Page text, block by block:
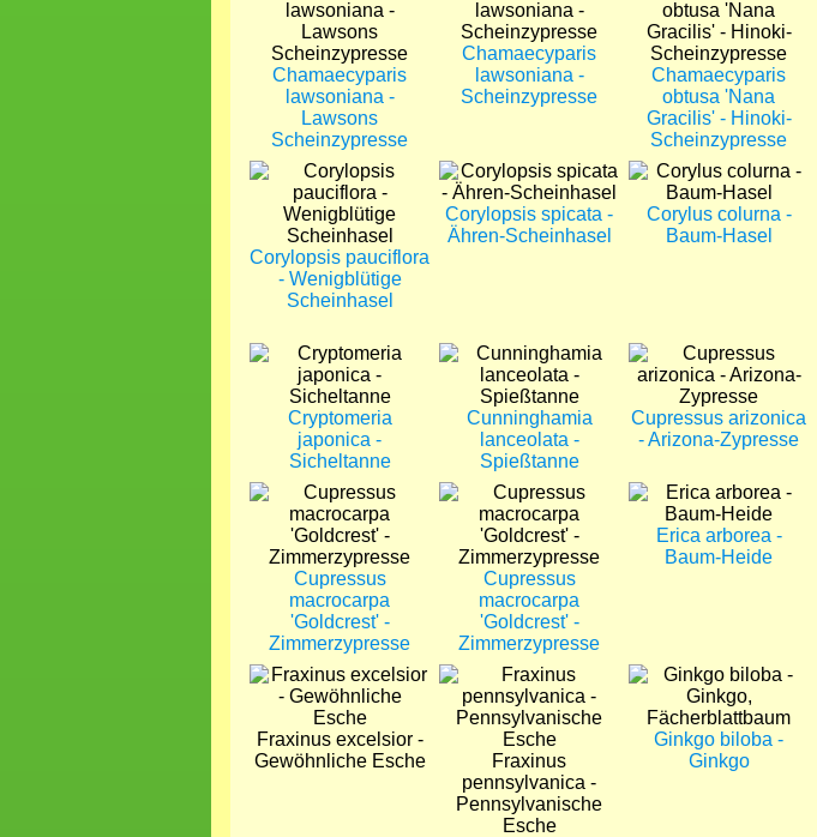
Chamaecyparis
lawsoniana -
Lawsons
Scheinzypresse
Chamaecyparis
lawsoniana -
Scheinzypresse
Chamaecyparis
obtusa 'Nana
Gracilis' - Hinoki-
Scheinzypresse
Bild
Corylopsis pauciflora
- Wenigblütige
Scheinhasel
Bild
Corylopsis spicata -
Ähren-Scheinhasel
Bild
Corylus colurna -
Baum-Hasel
Bild
Cryptomeria
japonica -
Sicheltanne
Bild
Cunninghamia
lanceolata -
Spießtanne
Bild
Cupressus arizonica
- Arizona-Zypresse
Bild
Cupressus
macrocarpa
'Goldcrest' -
Zimmerzypresse
Bild
Cupressus
macrocarpa
'Goldcrest' -
Zimmerzypresse
Bild
Erica arborea -
Baum-Heide
Bild
Fraxinus excelsior -
Gewöhnliche Esche
Bild
Fraxinus
pennsylvanica -
Pennsylvanische
Esche
Bild
Ginkgo biloba -
Ginkgo